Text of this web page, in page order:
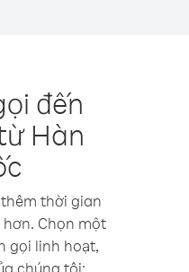
đến
Hàn
thời gian
Chọn một
gọi linh hoạt,
chúng tôi: